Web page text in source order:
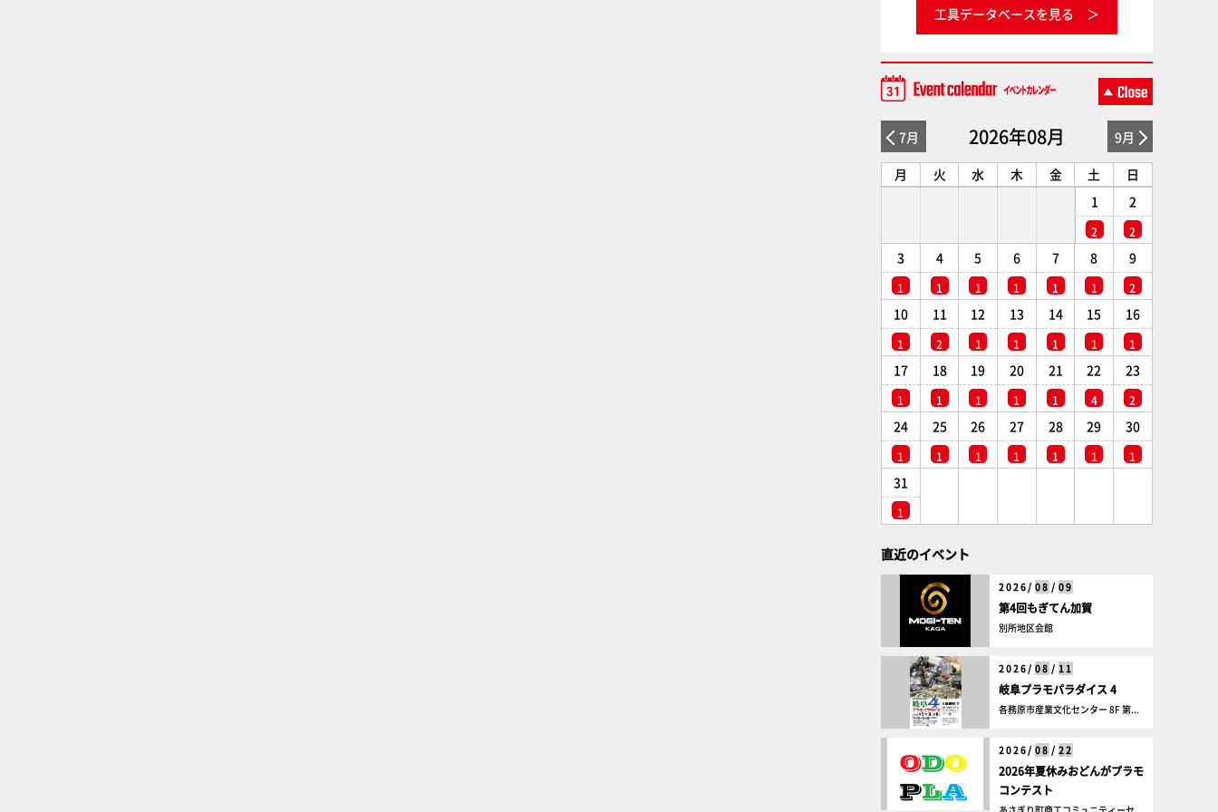
工具データベースを見る
7月 2026年08月 9月
月 火 水 木 金 土
日
1
2
2
2
3
1
4
1
5
1
6
1
7
1
8
1
9
2
10
1
11
2
12
1
13
1
14
1
15
1
16
1
17
1
18
1
19
1
20
1
21
1
22
4
23
2
24
1
25
1
26
1
27
1
28
1
29
1
30
1
31
1
直近のイベント
2026/ 08 / 09
第4回もぎてん加賀
別所地区会館
2026/ 08 / 11
岐阜プラモパラダイス 4
各務原市産業文化センター 8F 第...
2026/ 08 / 22
2026年夏休みおどんがプラモ
コンテスト